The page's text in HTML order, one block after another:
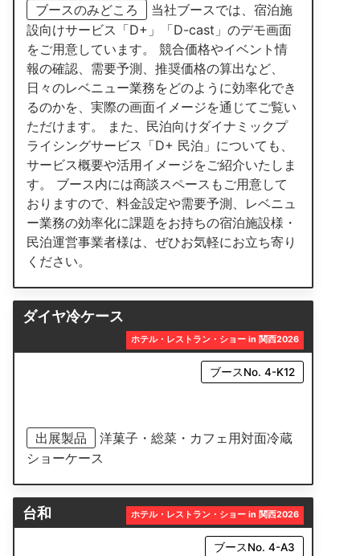
ブースのみどころ
当社ブースでは、宿泊施
設向けサービス「D+」「D-cast」のデモ画面
をご用意しています。 競合価格やイベント情
報の確認、需要予測、推奨価格の算出など、
日々のレベニュー業務をどのように効率化でき
るのかを、実際の画面イメージを通じてご覧い
ただけます。 また、民泊向けダイナミックプ
ライシングサービス「D+ 民泊」についても、
サービス概要や活用イメージをご紹介いたしま
す。 ブース内には商談スペースもご用意して
おりますので、料金設定や需要予測、レベニュ
ー業務の効率化に課題をお持ちの宿泊施設様・
民泊運営事業者様は、ぜひお気軽にお立ち寄り
ください。
ダイヤ冷ケース
ホテル・レストラン・ショー in 関西2026
ブースNo. 4-K12
出展製品
洋菓子・総菜・カフェ用対面冷蔵
ショーケース
台和 ホテル・レストラン・ショー in 関西2026
ブースNo. 4-A3